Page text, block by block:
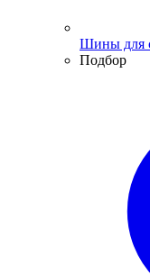
Шины для
Подбор